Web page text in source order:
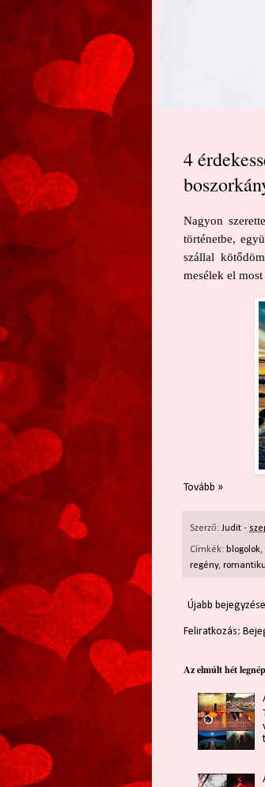
4
Nagyon
történetbe,
szállal
mesélek el
Tovább »
Szerző: Judit -
Címkék: blogolok,
regény,
Újabb
Feliratkozás:
Az elmúlt hét